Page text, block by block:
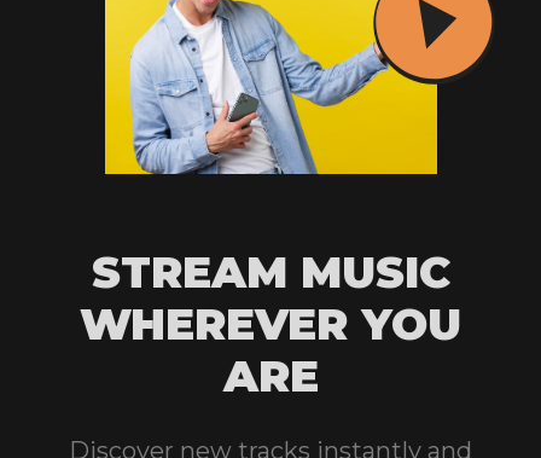
STREAM MUSIC
WHEREVER YOU
ARE
Discover new tracks instantly and